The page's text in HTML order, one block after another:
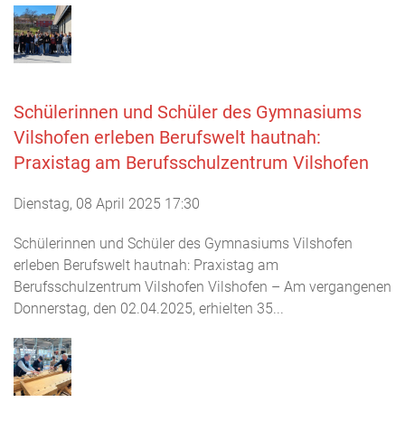
Schülerinnen und Schüler des Gymnasiums
Vilshofen erleben Berufswelt hautnah:
Praxistag am Berufsschulzentrum Vilshofen
Dienstag, 08 April 2025 17:30
Schülerinnen und Schüler des Gymnasiums Vilshofen
erleben Berufswelt hautnah: Praxistag am
Berufsschulzentrum Vilshofen Vilshofen – Am vergangenen
Donnerstag, den 02.04.2025, erhielten 35...